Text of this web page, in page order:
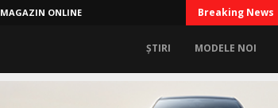
MAGAZIN ONLINE Breaking News
ȘTIRI MODELE NOI